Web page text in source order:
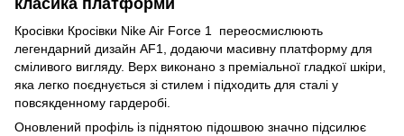
класика платформи
Кросівки Кросівки Nike Air Force 1 переосмислюють
легендарний дизайн AF1, додаючи масивну платформу для
сміливого вигляду. Верх виконано з преміальної гладкої шкіри,
яка легко поєднується зі стилем і підходить для сталі у
повсякденному гардеробі.
Оновлений профіль із піднятою підошвою значно підсилює